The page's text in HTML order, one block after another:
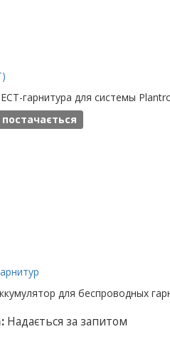
гарнитура для системы
для беспроводных
Надається за запитом